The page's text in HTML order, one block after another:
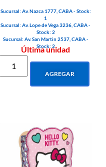
Sucursal: Av. Nazca 1777, CABA - Stock:
1
Sucursal: Av. Lope de Vega 3236, CABA -
Stock: 2
Sucursal: Av. San Martin 2537, CABA -
Stock: 2
Última unidad
AGREGAR